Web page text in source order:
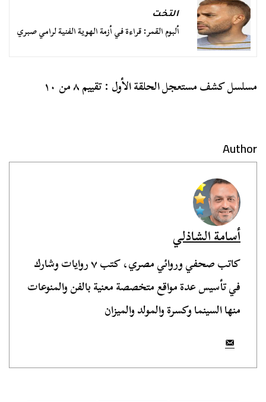
التخت
ألبوم القمر: قراءة في أزمة الهوية الفنية لرامي صبري
مسلسل كشف مستعجل الحلقة الأول : تقييم ٨ من ١٠
Author
أسامة الشاذلي
كاتب صحفي وروائي مصري، كتب ٧ روايات وشارك
في تأسيس عدة مواقع متخصصة معنية بالفن والمنوعات
منها السينما وكسرة والمولد والميزان